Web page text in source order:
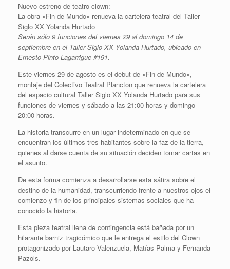
Nuevo estreno de teatro clown:
La obra «Fin de Mundo» renueva la cartelera teatral del Taller
Siglo XX Yolanda Hurtado
Serán sólo 9 funciones del viernes 29 al domingo 14 de
septiembre en el Taller Siglo XX Yolanda Hurtado, ubicado en
Ernesto Pinto Lagarrigue #191.
Este viernes 29 de agosto es el debut de «Fin de Mundo»,
montaje del Colectivo Teatral Plancton que renueva la cartelera
del espacio cultural Taller Siglo XX Yolanda Hurtado para sus
funciones de viernes y sábado a las 21:00 horas y domingo
20:00 horas.
La historia transcurre en un lugar indeterminado en que se
encuentran los últimos tres habitantes sobre la faz de la tierra,
quienes al darse cuenta de su situación deciden tomar cartas en
el asunto.
De esta forma comienza a desarrollarse esta sátira sobre el
destino de la humanidad, transcurriendo frente a nuestros ojos el
comienzo y fin de los principales sistemas sociales que ha
conocido la historia.
Esta pieza teatral llena de contingencia está bañada por un
hilarante barniz tragicómico que le entrega el estilo del Clown
protagonizado por Lautaro Valenzuela, Matías Palma y Fernanda
Pazols.